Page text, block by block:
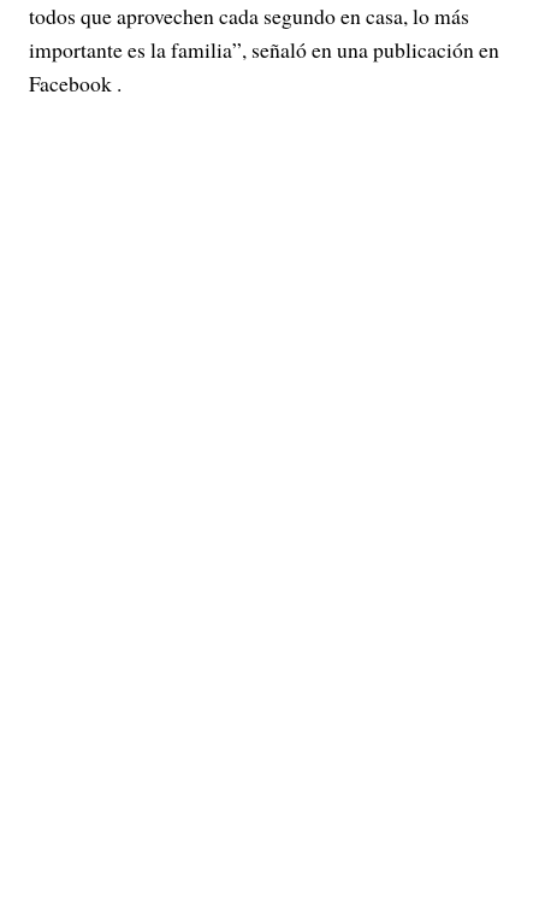
todos que aprovechen cada segundo en casa, lo más
importante es la familia”, señaló en una publicación en
Facebook .